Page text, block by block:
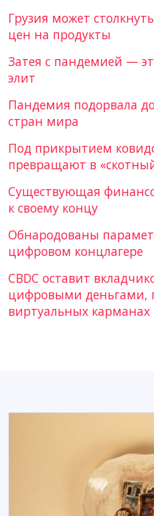
Грузия может
цен на продукты
Затея с пандемией —
элит
Пандемия подорвала
стран мира
Под прикрытием
превращают в
Существующая
к своему концу
Обнародованы
цифровом концлагере
CBDC оставит
цифровыми деньгами,
виртуальных карманах